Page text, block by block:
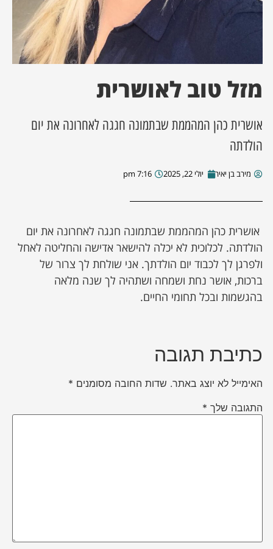
מקומית
מזל טוב לאושרית
אושרית כהן המהממת שבתמונה חגגה לאחרונה את יום
הולדתה
מירב בן יאיר יולי 22, 2025 7:16 pm
אושרית כהן המהממת שבתמונה חגגה לאחרונה את יום
הולדתה. לכלוכית לא יכלה להישאר אדישה והחליטה לאחל
ולפרגן לך לכבוד יום הולדתך. אני שולחת לך צרור של
ברכות, אושר נחת ושמחה ושתהיה לך שנה מלאה
בהגשמות ובכל תחומי החיים.
כתיבת תגובה
האימייל לא יוצג באתר. שדות החובה מסומנים *
התגובה שלך *